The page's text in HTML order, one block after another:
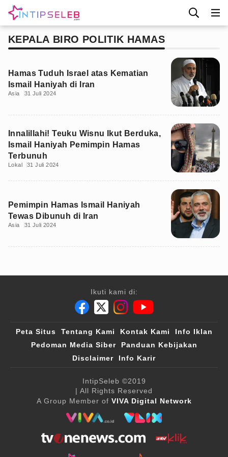
KEPALA BIRO POLITIK HAMAS
Hamas Tuduh Israel atas Kematian
Ismail Haniyah di Iran
Asia 31 Juli 2024
Innalillahi! Teuku Wisnu Ikut Berduka,
Ismail Haniyah Pemimpin Hamas
Terbunuh
Lokal 31 Juli 2024
Pemimpin Hamas Ismail Haniyah
Tewas Dibunuh di Iran
Asia 31 Juli 2024
Ikuti kami di:
Peta Situs Tentang Kami Kontak Kami
Info Iklan
Pedoman Media Siber
Panduan Kebijakan
Disclaimer
Info Karir
IntipSeleb ©2019
| All Rights Reserved
A Group Member of VIVA Digital Network